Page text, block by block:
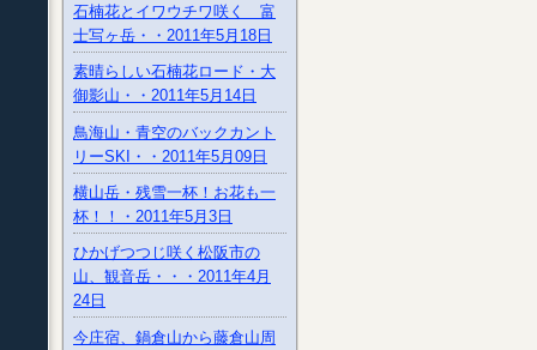
石楠花とイワウチワ咲く 富
士写ヶ岳・・2011年5月18日
素晴らしい石楠花ロード・大
御影山・・2011年5月14日
鳥海山・青空のバックカント
リーSKI・・2011年5月09日
横山岳・残雪一杯！お花も一
杯！！・2011年5月3日
ひかげつつじ咲く松阪市の
山、観音岳・・・2011年4月
24日
今庄宿、鍋倉山から藤倉山周